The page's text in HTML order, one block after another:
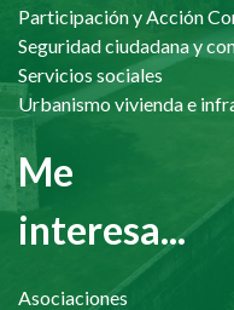
Participación y Acción
Seguridad ciudadana y
Servicios sociales
Me
interesa...
Asociaciones